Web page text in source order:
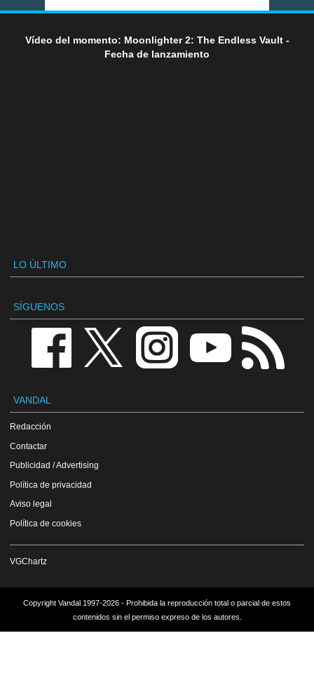
Vídeo del momento: Moonlighter 2: The Endless Vault -
Fecha de lanzamiento
LO ÚLTIMO
SÍGUENOS
VANDAL
Redacción
Contactar
Publicidad / Advertising
Política de privacidad
Aviso legal
Política de cookies
VGChartz
Copyright Vandal 1997-2026 - Prohibida la reproducción total o parcial de estos
contenidos sin el permiso expreso de los autores.